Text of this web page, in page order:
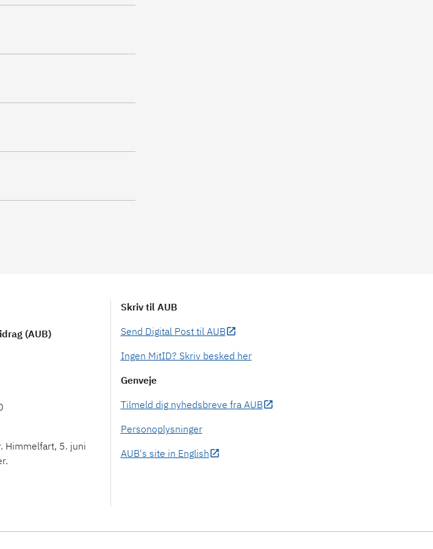
(AUB)
Himmelfart, 5. juni
Skriv til AUB
Send Digital Post til AUB
Ingen MitID? Skriv besked her
Genveje
Tilmeld dig nyhedsbreve fra AUB
Personoplysninger
AUB's site in English